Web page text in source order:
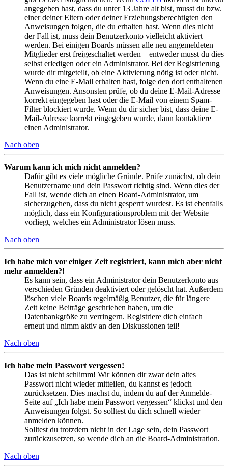
angegeben hast, dass du unter 13 Jahre alt bist, musst du bzw.
einer deiner Eltern oder deiner Erziehungsberechtigten den
Anweisungen folgen, die du erhalten hast. Wenn dies nicht
der Fall ist, muss dein Benutzerkonto vielleicht aktiviert
werden. Bei einigen Boards müssen alle neu angemeldeten
Mitglieder erst freigeschaltet werden – entweder musst du dies
selbst erledigen oder ein Administrator. Bei der Registrierung
wurde dir mitgeteilt, ob eine Aktivierung nötig ist oder nicht.
Wenn du eine E-Mail erhalten hast, folge den dort enthaltenen
Anweisungen. Ansonsten prüfe, ob du deine E-Mail-Adresse
korrekt eingegeben hast oder die E-Mail von einem Spam-
Filter blockiert wurde. Wenn du dir sicher bist, dass deine E-
Mail-Adresse korrekt eingegeben wurde, dann kontaktiere
einen Administrator.
Nach oben
Warum kann ich mich nicht anmelden?
Dafür gibt es viele mögliche Gründe. Prüfe zunächst, ob dein
Benutzername und dein Passwort richtig sind. Wenn dies der
Fall ist, wende dich an einen Board-Administrator, um
sicherzugehen, dass du nicht gesperrt wurdest. Es ist ebenfalls
möglich, dass ein Konfigurationsproblem mit der Website
vorliegt, welches ein Administrator lösen muss.
Nach oben
Ich habe mich vor einiger Zeit registriert, kann mich aber nicht
mehr anmelden?!
Es kann sein, dass ein Administrator dein Benutzerkonto aus
verschieden Gründen deaktiviert oder gelöscht hat. Außerdem
löschen viele Boards regelmäßig Benutzer, die für längere
Zeit keine Beiträge geschrieben haben, um die
Datenbankgröße zu verringern. Registriere dich einfach
erneut und nimm aktiv an den Diskussionen teil!
Nach oben
Ich habe mein Passwort vergessen!
Das ist nicht schlimm! Wir können dir zwar dein altes
Passwort nicht wieder mitteilen, du kannst es jedoch
zurücksetzen. Dies machst du, indem du auf der Anmelde-
Seite auf „Ich habe mein Passwort vergessen“ klickst und den
Anweisungen folgst. So solltest du dich schnell wieder
anmelden können.
Solltest du trotzdem nicht in der Lage sein, dein Passwort
zurückzusetzen, so wende dich an die Board-Administration.
Nach oben